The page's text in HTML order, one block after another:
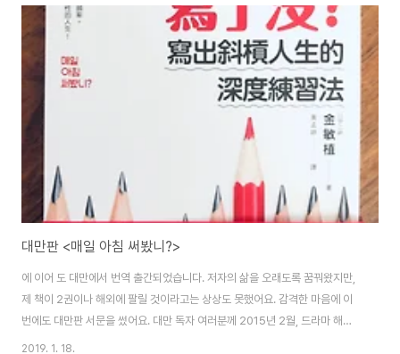
을 시원하게 달립니다. 동해안 7번 국도를 따라 달리다 서울로 오려면 산을 하
나 넘어야 합니다. 바로 설악산이죠. 구불구불 이어진 한계령 고갯길을 자전거
로 오릅니다. 경사가 심하다고 자전거를 끌고 오르면 반칙이에요. 무조건 자전
거를 타고 페달을 밟아 한계령을 올라야 완주 인정을 받습니다. 자전거로 산을
대만판 <매일 아침 써봤니?>
에 이어 도 대만에서 번역 출간되었습니다. 저자의 삶을 오래도록 꿈꿔왔지만,
제 책이 2권이나 해외에 팔릴 것이라고는 상상도 못했어요. 감격한 마음에 이
번에도 대만판 서문을 썼어요. 대만 독자 여러분께 2015년 2월, 드라마 해외
촬영을 위해 대만 가오슝에 갔습니다. 가오슝의 아름다운 풍광에 완전히 반했
2019. 1. 18.